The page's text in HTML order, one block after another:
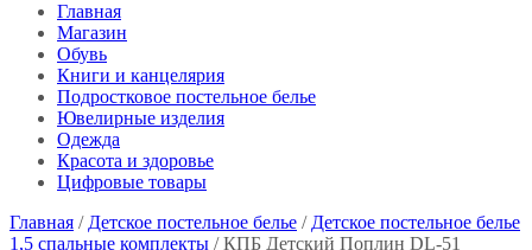
Главная
Магазин
Обувь
Книги и канцелярия
Подростковое постельное белье
Ювелирные изделия
Одежда
Красота и здоровье
Цифровые товары
Главная / Детское постельное белье / Детское постельное белье
1,5 спальные комплекты / КПБ Детский Поплин DL-51